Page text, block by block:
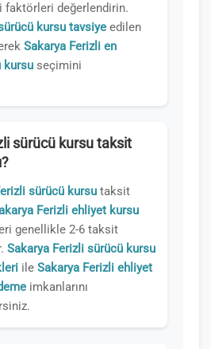
faktörleri değerlendirin.
kursu tavsiye edilen
Sakarya Ferizli en
kursu seçimini
sürücü kursu taksit
sürücü kursu taksit
Ferizli ehliyet kursu
genellikle 2-6 taksit
Sakarya Ferizli sürücü kursu
ile Sakarya Ferizli ehliyet
imkanlarını